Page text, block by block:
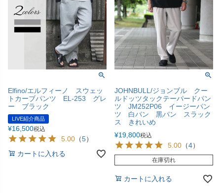
Elfino/エルフィーノ スウェッ
トカーブパンツ EL-253 グレ
ー ブラック
LIVE紹介商品
¥16,500税込
5.00 （5）
カートに入れる
JOHNBULL/ジョンブル クー
ルドッツタックテーパードパン
ツ JM252P06 イージーパン
ツ 白パン 黒パン スラック
ス きれいめ
¥19,800税込
5.00 （4）
在庫切れ
カートに入れる